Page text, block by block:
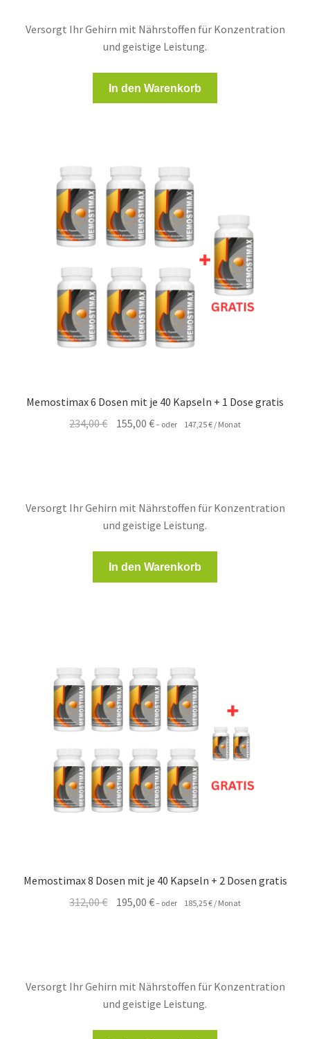
Versorgt Ihr Gehirn mit Nährstoffen für Konzentration
und geistige Leistung.
In den Warenkorb
Memostimax 6 Dosen mit je 40 Kapseln + 1 Dose gratis
234,00€ Ursprünglicher
155,00€Aktueller
– oder 147,25€ / Monat
Versorgt Ihr Gehirn mit Nährstoffen für Konzentration
und geistige Leistung.
In den Warenkorb
Memostimax 8 Dosen mit je 40 Kapseln + 2 Dosen gratis
312,00€ Ursprünglicher
195,00€Aktueller
– oder 185,25€ / Monat
Versorgt Ihr Gehirn mit Nährstoffen für Konzentration
und geistige Leistung.